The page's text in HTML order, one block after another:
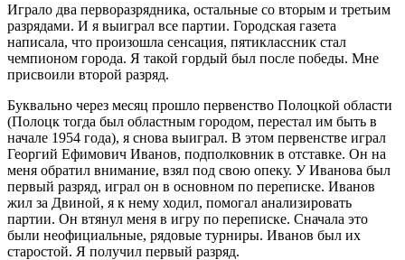
Играло два перворазрядника, остальные со вторым и третьим
разрядами. И я выиграл все партии. Городская газета
написала, что произошла сенсация, пятиклассник стал
чемпионом города. Я такой гордый был после победы. Мне
присвоили второй разряд.
Буквально через месяц прошло первенство Полоцкой области
(Полоцк тогда был областным городом, перестал им быть в
начале 1954 года), я снова выиграл. В этом первенстве играл
Георгий Ефимович Иванов, подполковник в отставке. Он на
меня обратил внимание, взял под свою опеку. У Иванова был
первый разряд, играл он в основном по переписке. Иванов
жил за Двиной, я к нему ходил, помогал анализировать
партии. Он втянул меня в игру по переписке. Сначала это
были неофициальные, рядовые турниры. Иванов был их
старостой. Я получил первый разряд.